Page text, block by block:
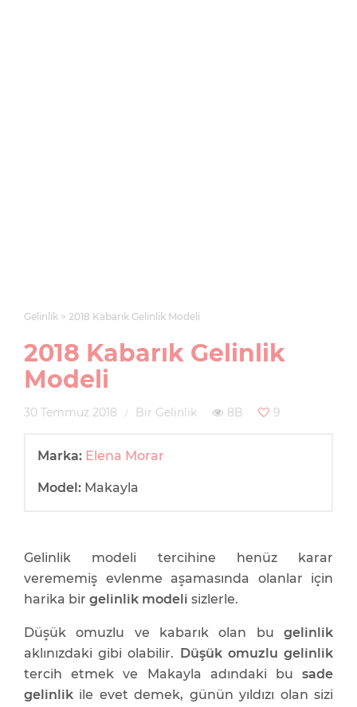
Gelinlik 2018 Kabarık Gelinlik Modeli
2018 Kabarık Gelinlik
Modeli
30 Temmuz 2018 Bir Gelinlik 8B 9
Marka: Elena Morar
Model: Makayla
Gelinlik modeli tercihine henüz karar
verememiş evlenme aşamasında olanlar için
harika bir gelinlik modeli sizlerle.
Düşük omuzlu ve kabarık olan bu gelinlik
aklınızdaki gibi olabilir. Düşük omuzlu gelinlik
tercih etmek ve Makayla adındaki bu sade
gelinlik ile evet demek, günün yıldızı olan sizi